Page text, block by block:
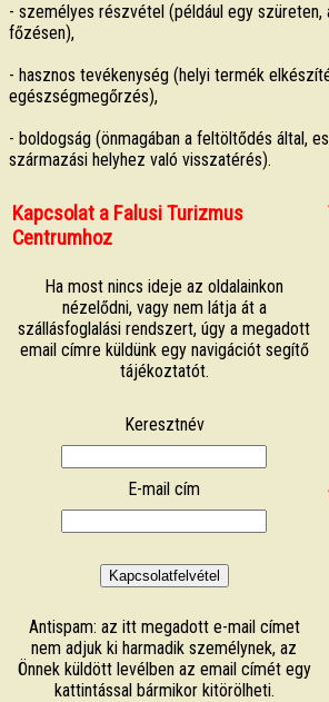
- személyes részvétel (például egy szüreten,
főzésen),
- hasznos tevékenység (helyi termék
egészségmegőrzés),
- boldogság (önmagában a feltöltődés által,
származási helyhez való visszatérés).
Kapcsolat a Falusi Turizmus
Centrumhoz
Ha most nincs ideje az oldalainkon
nézelődni, vagy nem látja át a
szállásfoglalási rendszert, úgy a megadott
email címre küldünk egy navigációt segítő
tájékoztatót.
Keresztnév
E-mail cím
Antispam: az itt megadott e-mail címet
nem adjuk ki harmadik személynek, az
Önnek küldött levélben az email címét egy
kattintással bármikor kitörölheti.